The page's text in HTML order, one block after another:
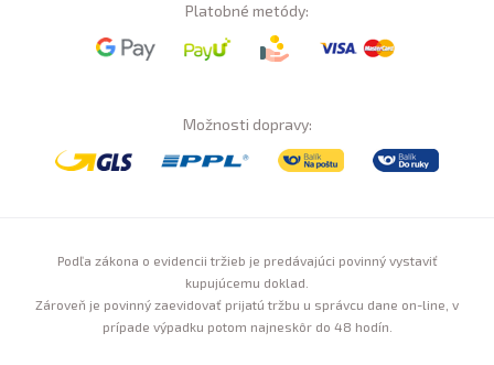
Platobné metódy:
Možnosti dopravy:
Podľa zákona o evidencii tržieb je predávajúci povinný vystaviť
kupujúcemu doklad.
Zároveň je povinný zaevidovať prijatú tržbu u správcu dane on-line, v
prípade výpadku potom najneskôr do 48 hodín.